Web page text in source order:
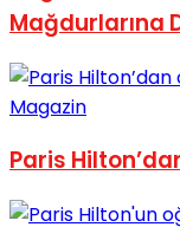
Mağdurlarına
Magazin
Paris